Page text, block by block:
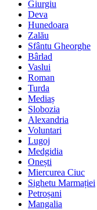
Giurgiu
Deva
Hunedoara
Zalău
Sfântu Gheorghe
Bârlad
Vaslui
Roman
Turda
Mediaș
Slobozia
Alexandria
Voluntari
Lugoj
Medgidia
Onești
Miercurea Ciuc
Sighetu Marmației
Petroșani
Mangalia